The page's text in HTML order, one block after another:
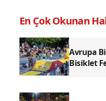
En Çok Okunan
Avrupa
Bisiklet